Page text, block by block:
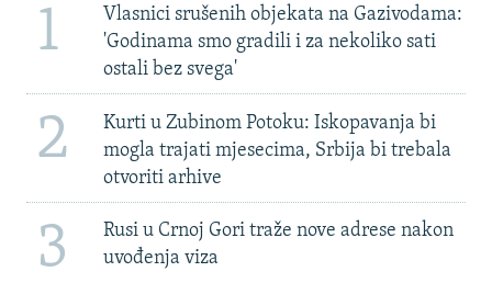
1
Vlasnici srušenih objekata na Gazivodama:
'Godinama smo gradili i za nekoliko sati
ostali bez svega'
2
Kurti u Zubinom Potoku: Iskopavanja bi
mogla trajati mjesecima, Srbija bi trebala
otvoriti arhive
3
Rusi u Crnoj Gori traže nove adrese nakon
uvođenja viza